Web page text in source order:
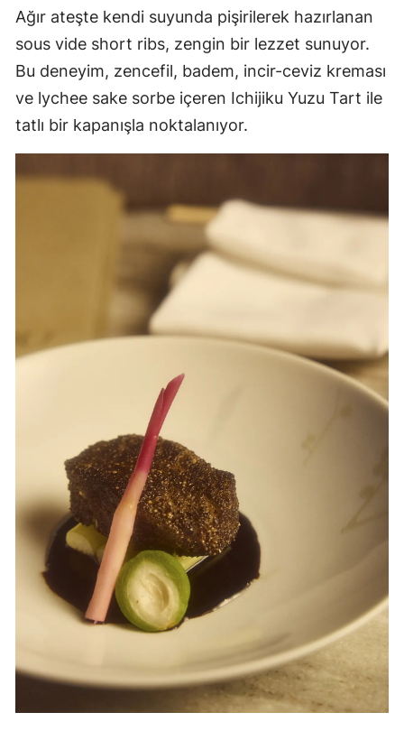
Ağır ateşte kendi suyunda pişirilerek hazırlanan
sous vide short ribs, zengin bir lezzet sunuyor.
Bu deneyim, zencefil, badem, incir-ceviz kreması
ve lychee sake sorbe içeren Ichijiku Yuzu Tart ile
tatlı bir kapanışla noktalanıyor.